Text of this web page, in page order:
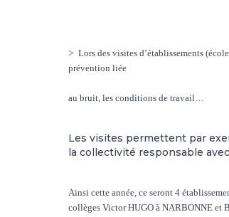
> Lors des visites d’établissements
prévention liée
au bruit, les conditions de travail…
Les visites permettent par
la collectivité responsable
Ainsi cette année, ce seront 4
collèges Victor HUGO à NARBONNE et